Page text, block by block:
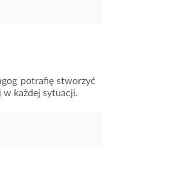
potrafię stworzyć
w każdej sytuacji.